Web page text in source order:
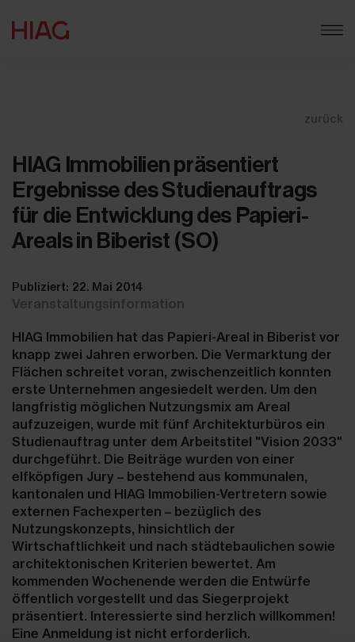
zurück
HIAG Immobilien präsentiert
Ergebnisse des Studienauftrags
für die Entwicklung des Papieri-
Areals in Biberist (SO)
Publiziert: 22. Mai 2014
Veranstaltungsinformation
HIAG Immobilien hat das Papieri-Areal in Biberist vor
knapp zwei Jahren erworben. Die Vermarktung der
Flächen schreitet voran, zwischenzeitlich konnten
erste Unternehmen angesiedelt werden. Um den
langfristig möglichen Nutzungsmix am Areal
aufzuzeigen, wurde mit fünf Architekturbüros ein
Studienauftrag unter dem Arbeitstitel "Vision 2033"
durchgeführt. Die Beiträge wurden von einer
elfköpfigen Jury – bestehend aus kommunalen,
kantonalen und HIAG Immobilien-Vertretern sowie
externen Fachexperten – bezüglich des
Nutzungskonzepts, hinsichtlich der
Wirtschaftlichkeit und nach städtebaulichen sowie
architektonischen Kriterien bewertet. Am
kommenden Wochenende werden die Entwürfe
öffentlich vorgestellt und das Siegerprojekt
präsentiert. Interessierte sind herzlich willkommen!
Eine Anmeldung ist nicht erforderlich.